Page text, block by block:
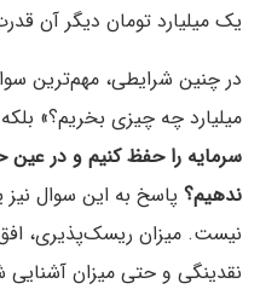
یک میلیارد تومان دیگر آن
در چنین شرایطی، مهم‌ترین
میلیارد چه چیزی بخریم؟»
سرمایه را حفظ کنیم و در
ندهیم؟ پاسخ به این سوال
نیست. میزان ریسک‌پذیری، افق
نقدینگی و حتی میزان آشنایی